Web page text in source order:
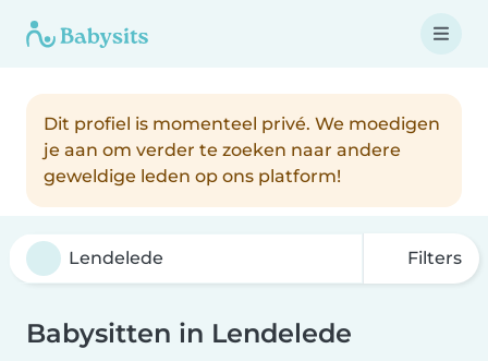
Dit profiel is momenteel privé. We moedigen
je aan om verder te zoeken naar andere
geweldige leden op ons platform!
Filters
Babysitten in Lendelede